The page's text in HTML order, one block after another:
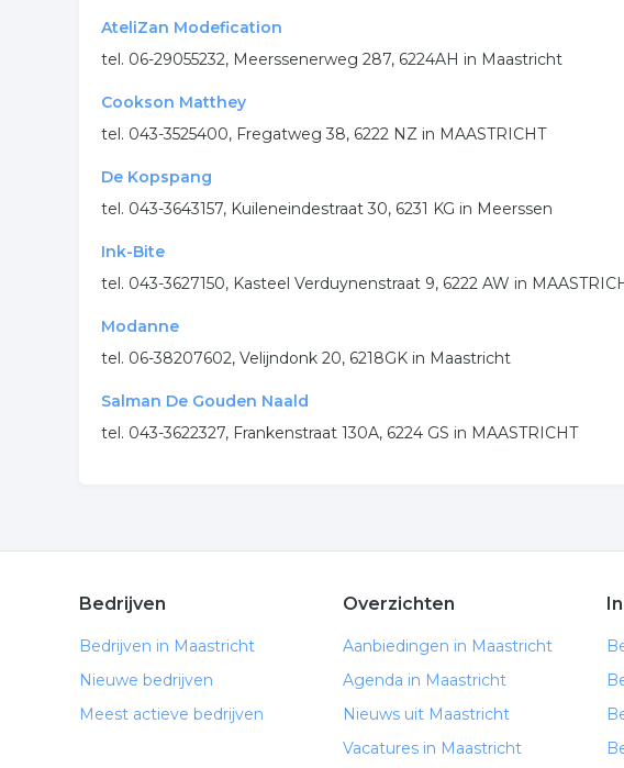
AteliZan Modefication
tel. 06-29055232, Meerssenerweg 287, 6224AH in Maastricht
Cookson Matthey
tel. 043-3525400, Fregatweg 38, 6222 NZ in MAASTRICHT
De Kopspang
tel. 043-3643157, Kuileneindestraat 30, 6231 KG in Meerssen
Ink-Bite
tel. 043-3627150, Kasteel Verduynenstraat 9, 6222 AW in
Modanne
tel. 06-38207602, Velijndonk 20, 6218GK in Maastricht
Salman De Gouden Naald
tel. 043-3622327, Frankenstraat 130A, 6224 GS in MAASTRICHT
Bedrijven
Bedrijven in Maastricht
Nieuwe bedrijven
Meest actieve bedrijven
Overzichten
Aanbiedingen in Maastricht
Agenda in Maastricht
Nieuws uit Maastricht
Vacatures in Maastricht